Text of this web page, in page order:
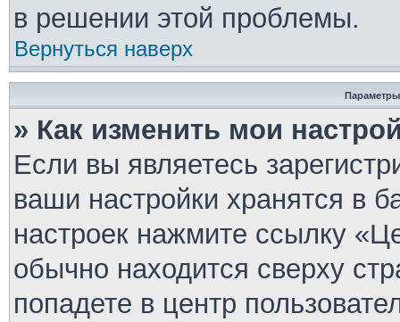
в решении этой проблемы.
Вернуться наверх
Параметры
» Как изменить мои
Если вы являетесь
ваши настройки хранятся в
настроек нажмите ссылку
обычно находится сверху
попадете в центр